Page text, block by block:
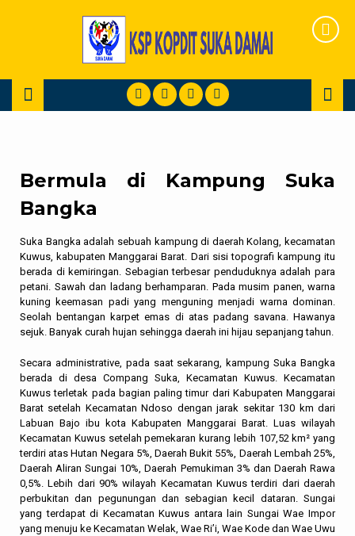
Bermula di Kampung Suka
Bangka
Suka Bangka adalah sebuah kampung di daerah Kolang, kecamatan
Kuwus, kabupaten Manggarai Barat. Dari sisi topografi kampung itu
berada di kemiringan. Sebagian terbesar penduduknya adalah para
petani. Sawah dan ladang berhamparan. Pada musim panen, warna
kuning keemasan padi yang menguning menjadi warna dominan.
Seolah bentangan karpet emas di atas padang savana. Hawanya
sejuk. Banyak curah hujan sehingga daerah ini hijau sepanjang tahun.
Secara administrative, pada saat sekarang, kampung Suka Bangka
berada di desa Compang Suka, Kecamatan Kuwus. Kecamatan
Kuwus terletak pada bagian paling timur dari Kabupaten Manggarai
Barat setelah Kecamatan Ndoso dengan jarak sekitar 130 km dari
Labuan Bajo ibu kota Kabupaten Manggarai Barat. Luas wilayah
Kecamatan Kuwus setelah pemekaran kurang lebih 107,52 km² yang
terdiri atas Hutan Negara 5%, Daerah Bukit 55%, Daerah Lembah 25%,
Daerah Aliran Sungai 10%, Daerah Pemukiman 3% dan Daerah Rawa
0,5%. Lebih dari 90% wilayah Kecamatan Kuwus terdiri dari daerah
perbukitan dan pegunungan dan sebagian kecil dataran. Sungai
yang terdapat di Kecamatan Kuwus antara lain Sungai Wae Impor
yang menuju ke Kecamatan Welak, Wae Ri’i, Wae Kode dan Wae Uwu